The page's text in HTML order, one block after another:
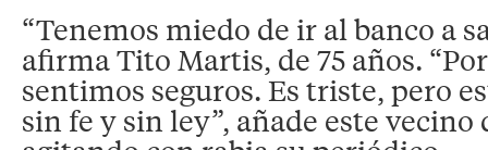
“Tenemos miedo de ir al banco a
afirma Tito Martis, de 75 años.
sentimos seguros. Es triste, pero
sin fe y sin ley”, añade este vecino